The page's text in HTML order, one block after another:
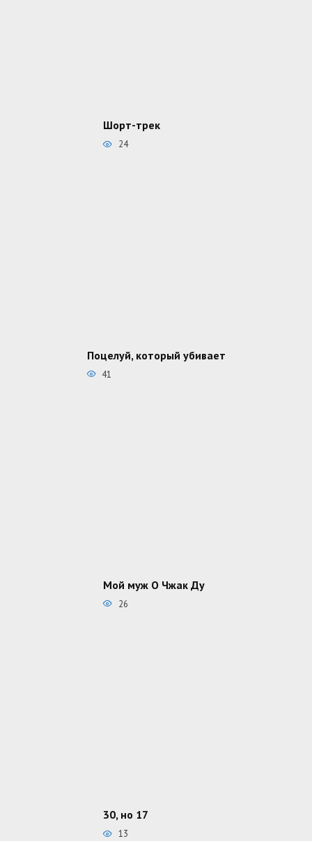
Шорт-трек
24
Поцелуй, который убивает
41
Мой муж О Чжак Ду
26
30, но 17
13